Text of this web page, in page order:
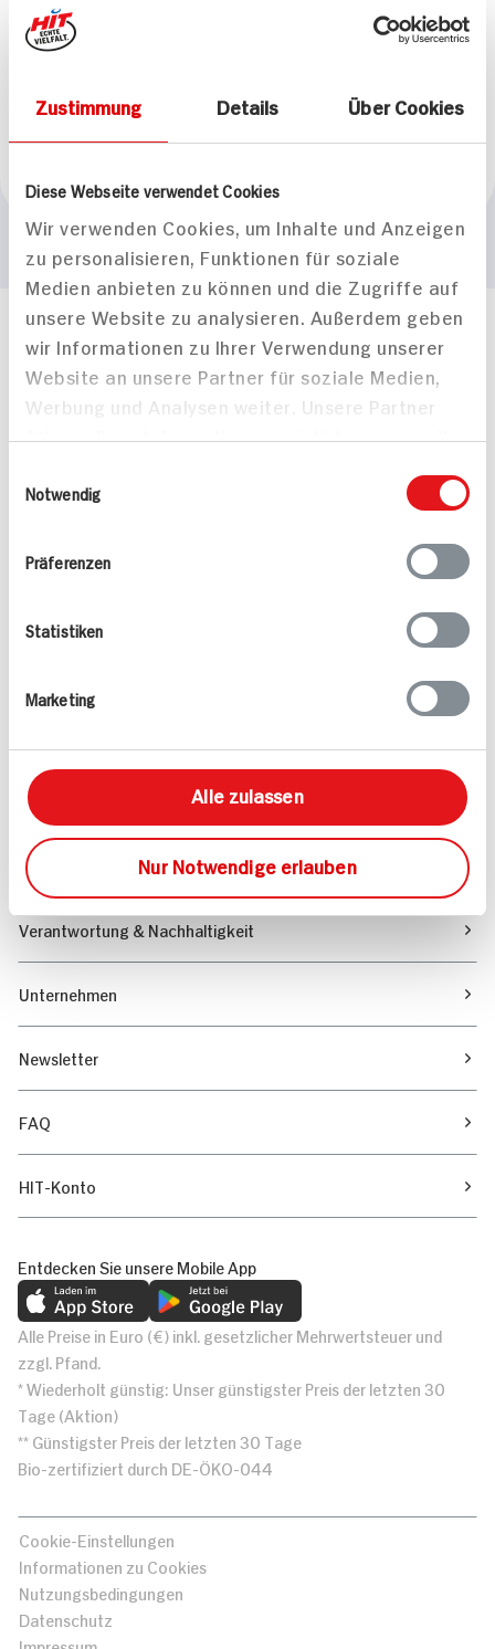
Zustimmung Details Über Cookies
Diese Webseite verwendet Cookies
Wir verwenden Cookies, um Inhalte und Anzeigen
zu personalisieren, Funktionen für soziale
Medien anbieten zu können und die Zugriffe auf
unsere Website zu analysieren. Außerdem geben
wir Informationen zu Ihrer Verwendung unserer
Website an unsere Partner für soziale Medien,
Werbung und Analysen weiter. Unsere Partner
führen diese Informationen möglicherweise mit
bereitgestellt haben oder die sie im Rahmen
Notwendig
Präferenzen
Statistiken
Marketing
Alle zulassen
Nur Notwendige erlauben
um lokale Informationen zu
Liebenzeller
Häufig gestellte Fragen
kontakt
hit.de
(0228) 42967 0
Freitags: 9 bis 13 Uhr
Marktfinder
Unser Magazin
Verantwortung & Nachhaltigkeit
Unternehmen
Newsletter
FAQ
HIT-Konto
Entdecken Sie unsere Mobile App
Alle Preise in Euro (€) inkl. gesetzlicher Mehrwertsteuer und
zzgl. Pfand.
* Wiederholt günstig: Unser günstigster Preis der letzten 30
Tage (Aktion)
** Günstigster Preis der letzten 30 Tage
Bio-zertifiziert durch DE-ÖKO-044
Cookie-Einstellungen
Informationen zu Cookies
Nutzungsbedingungen
Datenschutz